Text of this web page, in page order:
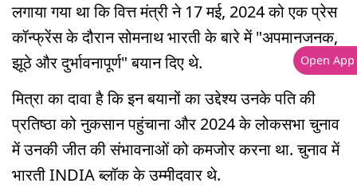
लगाया गया था कि वित्त मंत्री ने 17 मई, 2024 को एक प्रेस
कॉन्फ्रेंस के दौरान सोमनाथ भारती के बारे में "अपमानजनक,
झूठे और दुर्भावनापूर्ण" बयान दिए थे.
मित्रा का दावा है कि इन बयानों का उद्देश्य उनके पति की
प्रतिष्ठा को नुकसान पहुंचाना और 2024 के लोकसभा चुनाव
में उनकी जीत की संभावनाओं को कमजोर करना था. चुनाव में
भारती INDIA ब्लॉक के उम्मीदवार थे.
Open App